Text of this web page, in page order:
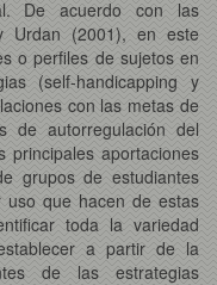
De acuerdo con las
Urdan (2001), en este
o perfiles de sujetos en
(self-handicapping y
con las metas de
de autorregulación del
principales aportaciones
grupos de estudiantes
uso que hacen de estas
toda la variedad
a partir de la
de las estrategias